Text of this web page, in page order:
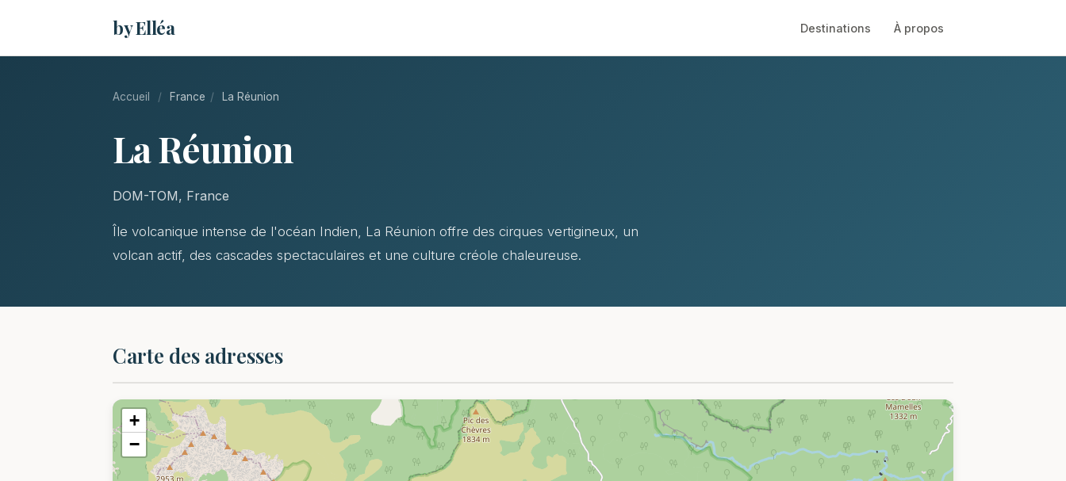
by Elléa Destinations À propos
Accueil / France / La Réunion
La Réunion
DOM-TOM, France
Île volcanique intense de l'océan Indien, La Réunion offre des cirques vertigineux, un
volcan actif, des cascades spectaculaires et une culture créole chaleureuse.
Carte des adresses
+
−